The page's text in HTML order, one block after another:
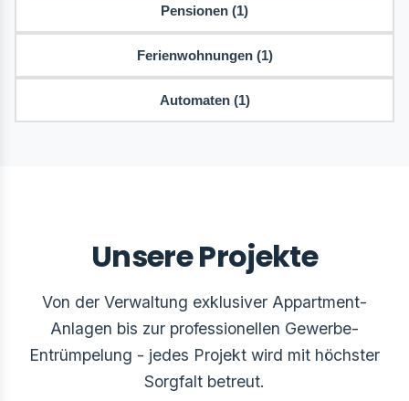
Pensionen (1)
Ferienwohnungen (1)
Automaten (1)
Unsere Projekte
Von der Verwaltung exklusiver Appartment-
Anlagen bis zur professionellen Gewerbe-
Entrümpelung - jedes Projekt wird mit höchster
Sorgfalt betreut.